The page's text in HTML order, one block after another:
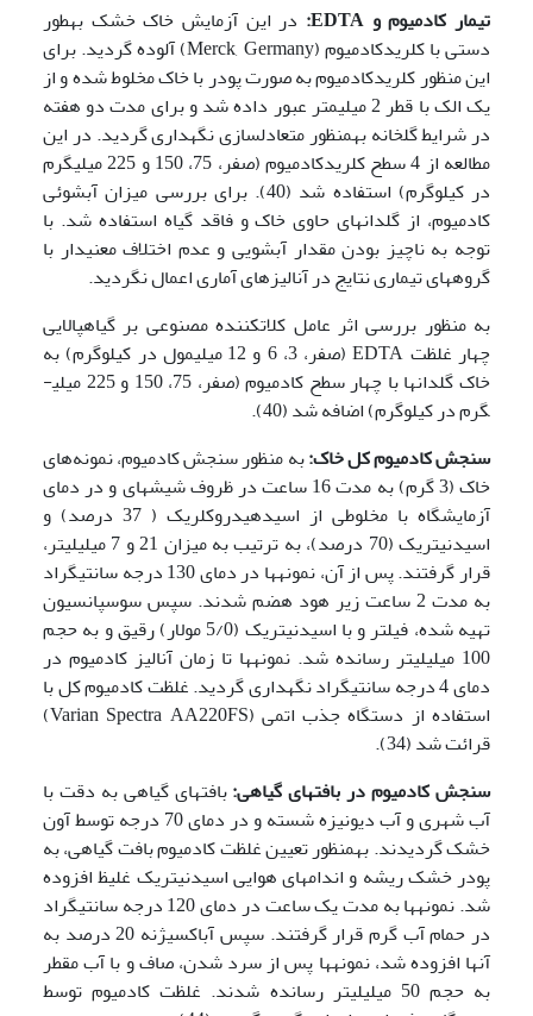
تیمار کادمیوم و EDTA
: در این آزمایش خاک خشک به­طور
دستی با کلرید­کادمیوم (Merck, Germany) آلوده گردید. برای
این منظور کلرید­کادمیوم به صورت پودر با خاک مخلوط شده و از
یک الک با قطر 2 میلی­متر عبور داده شد و برای مدت دو هفته
در شرایط گلخانه به­منظور متعادل­سازی نگهداری گردید. در این
مطالعه از 4 سطح کلرید­کادمیوم (صفر، 75، 150 و 225 میلی­گرم
در کیلوگرم) استفاده شد (40). برای بررسی میزان آب­شوئی
کادمیوم، از گلدان­های حاوی خاک و فاقد گیاه استفاده شد. با
توجه به ناچیز بودن مقدار آب­شویی و عدم اختلاف معنی­دار با
گروه­های تیماری نتایج در آنالیزهای آماری اعمال نگردید.
به منظور بررسی اثر عامل کلات­کننده مصنوعی بر گیاه­پالایی
چهار غلظت EDTA (صفر، 3، 6 و 12
میلی­مول در کیلوگرم) به
خاک گلدان­ها با چهار سطح کادمیوم (صفر، 75، 150 و 225 میلی­
گرم در کیلوگرم) اضافه شد (40).
سنجش کادمیوم کل خاک:به منظور سنجش کادمیوم، نمونه‌های
خاک (3 گرم) به مدت 16 ساعت در ظروف شیشه­ای و در دمای
آزمایشگاه با مخلوطی از اسیدهیدروکلریک ( 37 درصد) و
اسیدنیتریک (70 درصد)، به ترتیب به میزان 21 و 7 میلی­لیتر،
قرار گرفتند. پس از آن، نمونه­ها در دمای 130 درجه سانتی­گراد
به مدت 2 ساعت زیر هود هضم شدند. سپس سوسپانسیون
تهیه شده، فیلتر و با اسیدنیتریک (5/0 مولار) رقیق و به حجم
100 میلی­لیتر رسانده شد. نمونه­ها تا زمان آنالیز کادمیوم در
دمای 4 درجه سانتی­گراد نگهداری گردید. غلظت کادمیوم کل با
استفاده از دستگاه جذب اتمی (Varian Spectra AA220FS)
قرائت شد (34).
سنجش کادمیوم در بافت­هایگیاهی:بافت­های گیاهی به دقت با
آب شهری و آب دیونیزه شسته و در دمای 70 درجه توسط آون
خشک گردیدند. به­منظور تعیین غلظت کادمیوم بافت گیاهی، به
پودر خشک ریشه و اندام­های هوایی اسید­نیتریک غلیظ افزوده
شد. نمونه­ها به مدت یک ساعت در دمای 120 درجه سانتی­گراد
در حمام آب گرم قرار گرفتند. سپس آب­اکسیژنه 20 درصد به
آن­ها افزوده شد، نمونه­ها پس از سرد شدن، صاف و با آب مقطر
به حجم 50 میلی­لیتر رسانده شدند. غلظت کادمیوم توسط